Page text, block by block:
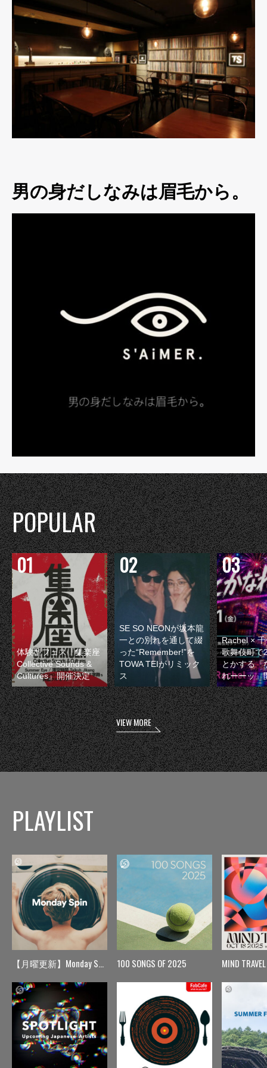
男の身だしなみは眉毛から。
POPULAR
体験型フェス『集楽座
Collective Sounds &
Cultures』開催決定
SE SO NEONが坂本龍
一との別れを通して綴
った“Remember!”を
TOWA TEIがリミック
ス
Rachel ×
歌舞伎町で
とかする『
れーーッ』
VIEW MORE
PLAYLIST
【月曜更新】Monday Spin 100 SONGS OF 2025 MIND TRAVEL